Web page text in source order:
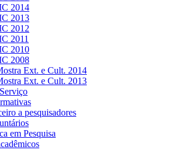
2014
2013
2012
2011
2010
2008
Ext. e Cult. 2014
Ext. e Cult. 2013
a pesquisadores
em Pesquisa